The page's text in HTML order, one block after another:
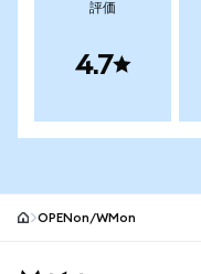
評価
4.7
OPENon/WMon